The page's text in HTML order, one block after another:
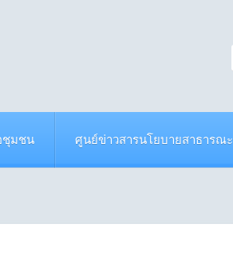
ชุมชน ศูนย์ข่าวสารนโยบายสาธารณะ